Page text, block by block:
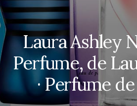
Laura Ashley
Perfume, de
· Perfume